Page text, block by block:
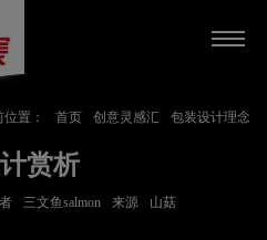
位置： 首页 创意灵感汇
包装设计理念
赏析
三文鱼salmon 来源 山菇